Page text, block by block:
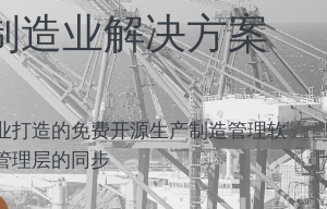
造业解决方案
打造的免费开源生产制造管理软
理层的同步